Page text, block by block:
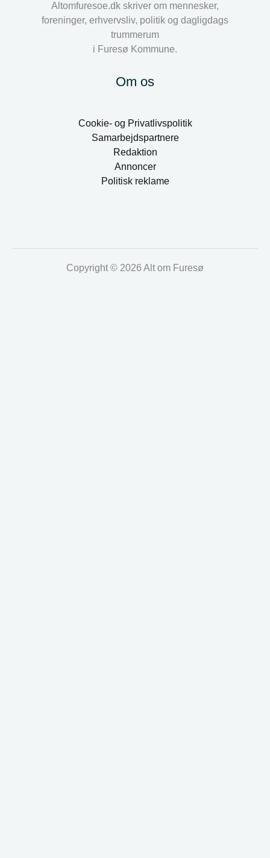
Altomfuresoe.dk skriver om mennesker,
foreninger, erhvervsliv, politik og dagligdags
trummerum
i Furesø Kommune.
Om os
Cookie- og Privatlivspolitik
Samarbejdspartnere
Redaktion
Annoncer
Politisk reklame
Copyright © 2026 Alt om Furesø